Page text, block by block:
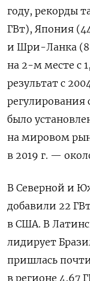
году, рекорды
ГВт), Япония
и Шри-Ланка
на 2-м месте с
результат с
регулирования
было
на мировом
в 2019 г. —
В Северной и
добавили 22
в США. В
лидирует
пришлась
в регионе 4,67